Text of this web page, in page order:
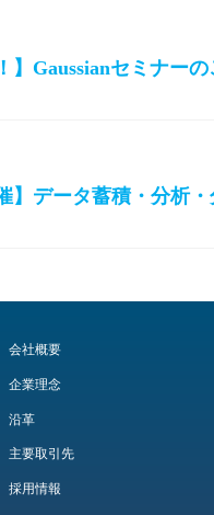
】Gaussianセミナー
】データ蓄積・分析
会社概要
企業理念
沿革
主要取引先
採用情報